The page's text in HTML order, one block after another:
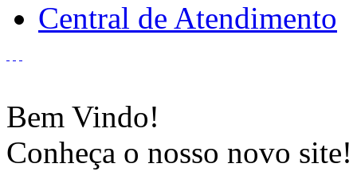
Central de Atendimento
Bem Vindo!
Conheça o nosso novo site!